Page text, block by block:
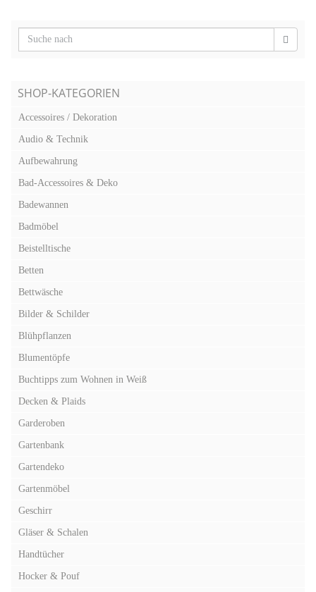
SHOP-KATEGORIEN
Accessoires / Dekoration
Audio & Technik
Aufbewahrung
Bad-Accessoires & Deko
Badewannen
Badmöbel
Beistelltische
Betten
Bettwäsche
Bilder & Schilder
Blühpflanzen
Blumentöpfe
Buchtipps zum Wohnen in Weiß
Decken & Plaids
Garderoben
Gartenbank
Gartendeko
Gartenmöbel
Geschirr
Gläser & Schalen
Handtücher
Hocker & Pouf